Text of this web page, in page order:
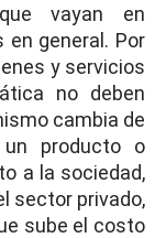
vayan en
general. Por
y servicios
no deben
cambia de
producto o
a la sociedad,
sector privado,
sube el costo